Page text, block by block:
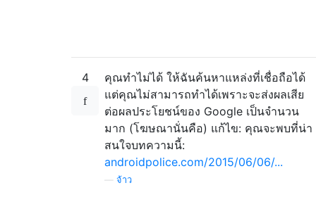
4
คุณทำไม่ได้ ให้ฉันค้นหาแหล่งที่เชื่อถือได้
แต่คุณไม่สามารถทำได้เพราะจะส่งผลเสีย
ต่อผลประโยชน์ของ Google เป็นจำนวน
มาก (โฆษณานั่นคือ) แก้ไข: คุณจะพบที่น่า
สนใจบทความนี้:
androidpolice.com/2015/06/06/...
จ้าว